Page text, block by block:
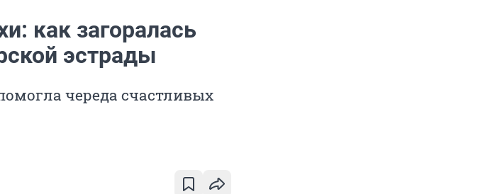
как загоралась
эстрады
череда счастливых